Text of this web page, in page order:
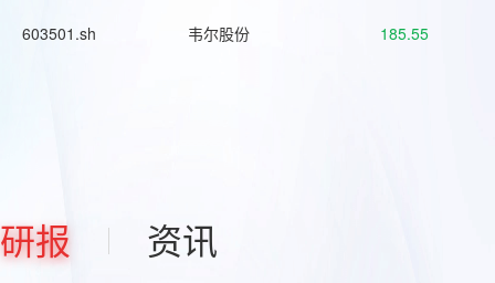
603501.sh 韦尔股份 185.55
研报 资讯